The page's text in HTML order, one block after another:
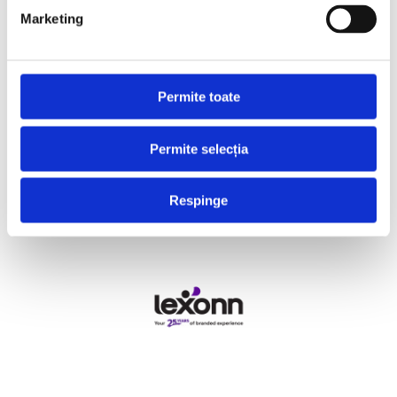
Marketing
Permite toate
Permite selecția
Respinge